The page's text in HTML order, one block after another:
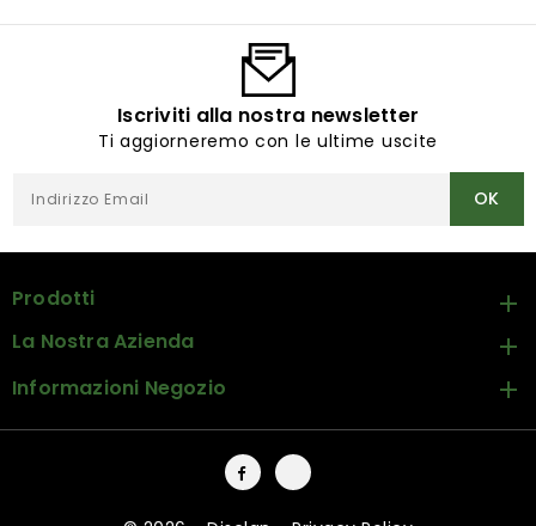
Iscriviti alla nostra newsletter
Ti aggiorneremo con le ultime uscite
Prodotti 
La Nostra Azienda 
Informazioni Negozio 
Facebook